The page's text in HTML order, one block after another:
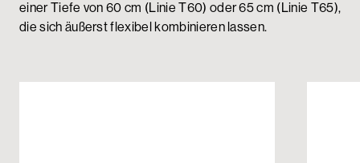
einer Tiefe von 60 cm (Linie T60) oder 65 cm (Linie T65),
die sich äußerst flexibel kombinieren lassen.